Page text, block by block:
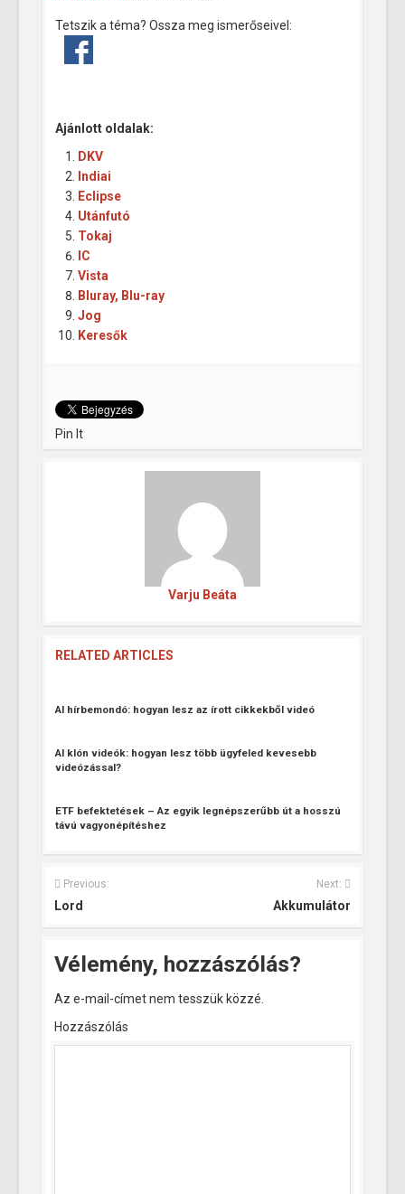
Tetszik a téma? Ossza meg ismerőseivel:
Ajánlott oldalak:
DKV
Indiai
Eclipse
Utánfutó
Tokaj
IC
Vista
Bluray, Blu-ray
Jog
Keresők
Pin It
Varju Beáta
RELATED ARTICLES
AI hírbemondó: hogyan lesz az írott cikkekből videó
AI klón videók: hogyan lesz több ügyfeled kevesebb
videózással?
ETF befektetések – Az egyik legnépszerűbb út a hosszú
távú vagyonépítéshez
Previous:
Lord
Next:
Akkumulátor
Vélemény, hozzászólás?
Az e-mail-címet nem tesszük közzé.
Hozzászólás